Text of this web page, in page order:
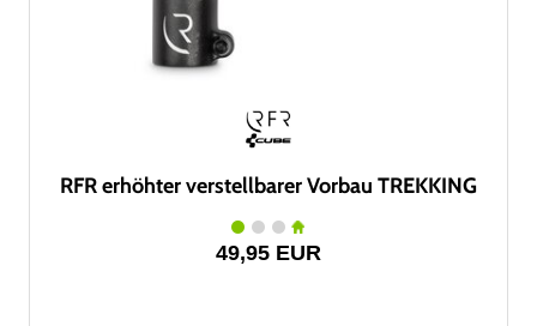
RFR erhöhter verstellbarer Vorbau TREKKING
49,95 EUR